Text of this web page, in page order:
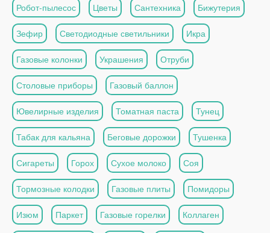
Робот-пылесос Цветы Сантехника Бижутерия
Зефир Светодиодные светильники Икра
Газовые колонки Украшения Отруби
Столовые приборы Газовый баллон
Ювелирные изделия Томатная паста Тунец
Табак для кальяна Беговые дорожки Тушенка
Сигареты Горох Сухое молоко Соя
Тормозные колодки Газовые плиты Помидоры
Изюм Паркет Газовые горелки Коллаген